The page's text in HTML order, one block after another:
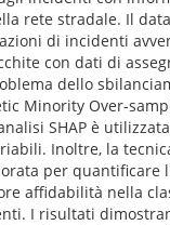
rete stradale. Il
di incidenti
con dati di
dello
Minority Over-
SHAP è
Inoltre, la
per quantificare
affidabilità nella
I risultati